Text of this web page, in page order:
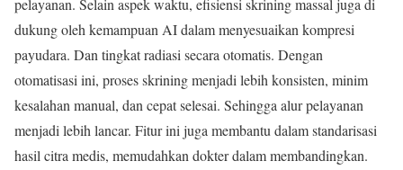
pelayanan. Selain aspek waktu, efisiensi skrining massal juga di
dukung oleh kemampuan AI dalam menyesuaikan kompresi
payudara. Dan tingkat radiasi secara otomatis. Dengan
otomatisasi ini, proses skrining menjadi lebih konsisten, minim
kesalahan manual, dan cepat selesai. Sehingga alur pelayanan
menjadi lebih lancar. Fitur ini juga membantu dalam standarisasi
hasil citra medis, memudahkan dokter dalam membandingkan.